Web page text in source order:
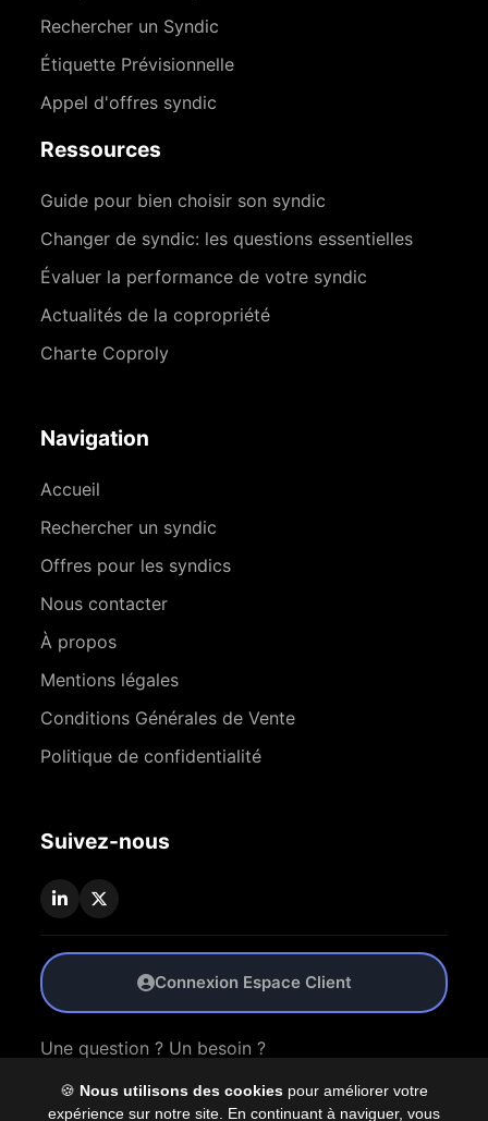
🍪 Nous utilisons des cookies pour améliorer votre
expérience sur notre site. En continuant à naviguer, vous
Rechercher un Syndic
Étiquette Prévisionnelle
Appel d'offres syndic
Ressources
Guide pour bien choisir son syndic
Changer de syndic: les questions essentielles
Évaluer la performance de votre syndic
Actualités de la copropriété
Charte Coproly
Navigation
Accueil
Rechercher un syndic
Offres pour les syndics
Nous contacter
À propos
Mentions légales
Conditions Générales de Vente
Politique de confidentialité
Suivez-nous
Connexion Espace Client
Une question ? Un besoin ?
Nous Contacter